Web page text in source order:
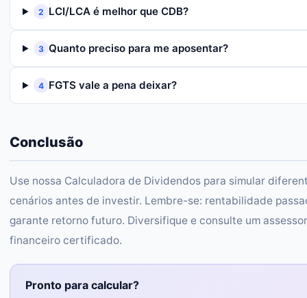
2 LCI/LCA é melhor que CDB?
3 Quanto preciso para me aposentar?
4 FGTS vale a pena deixar?
Conclusão
Use nossa Calculadora de Dividendos para simular
cenários antes de investir. Lembre-se: rentabilidade
garante retorno futuro. Diversifique e consulte um assessor
financeiro certificado.
Pronto para calcular?